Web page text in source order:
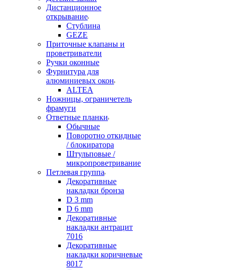
Дистанционное
открывание
Стублина
GEZE
Приточные клапаны и
проветриватели
Ручки оконные
Фурнитура для
алюминиевых окон
ALTEA
Ножницы, ограничетель
фрамуги
Ответные планки
Обычные
Поворотно откидные
/ блокиратора
Штульповые /
микропроветривание
Петлевая группа
Декоративные
накладки бронза
D 3 mm
D 6 mm
Декоративные
накладки антрацит
7016
Декоративные
накладки коричневые
8017